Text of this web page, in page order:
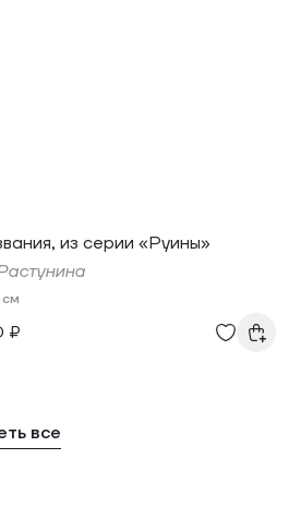
из серии «Руины»
см
₽
все